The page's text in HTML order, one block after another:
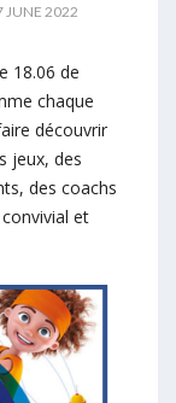
JUNE 2022
18.06 de
chaque
découvrir
jeux, des
des coachs
et